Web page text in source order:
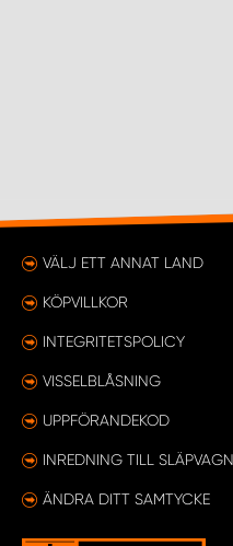
VÄLJ ETT ANNAT LAND
KÖPVILLKOR
INTEGRITETSPOLICY
VISSELBLÅSNING
UPPFÖRANDEKOD
INREDNING TILL SLÄPVAGN
ÄNDRA DITT SAMTYCKE